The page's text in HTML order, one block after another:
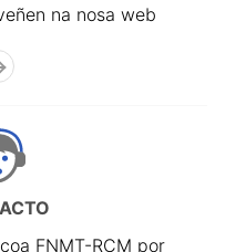
na nosa web
FNMT-RCM por